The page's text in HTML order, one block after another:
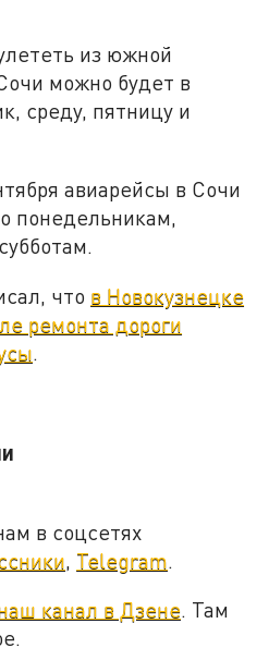
из южной
можно будет в
среду, пятницу и
авиарейсы в Сочи
понедельникам,
что в Новокузнецке
ремонта дороги
в соцсетях
Telegram
канал в Дзене. Там